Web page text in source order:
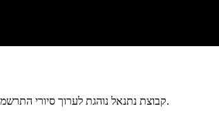
קבוצת נתנאל נוהגת לערוך סיורי התרשמות בפרויקטים שיזמה, בנתה ומסרה בהם ניתן לשוחח עם דיירים רבים על חוויית הרכישה ועל שביעות הרצון מהתהליך עד לקבלת המפתח ולאחריו.